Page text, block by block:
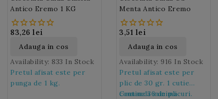
Antico Eremo 1 KG
83,26 lei
Adauga in cos
Availability: 833 In Stock
Pretul afisat este per
punga de 1 kg.
Menta Antico Eremo
3,51 lei
Adauga in cos
Availability: 916 In Stock
Pretul afisat este per
plic de 30 gr. 1 cutie
contine 36 de plicuri.
Comanda minima